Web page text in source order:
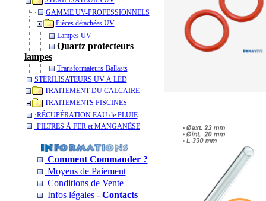
GAMME UV-PROFESSIONNELS
Pièces détachées UV
Lampes UV
Quartz protecteurs
lampes
Transformateurs-Ballasts
STÉRILISATEURS UV À LED
TRAITEMENT DU CALCAIRE
TRAITEMENTS PISCINES
­·RÉCUPÉRATION EAU de PLUIE
­·­FILTRES À FER et MANGANÈSE
Comment Commander ?
Moyens de Paiement
Conditions de Vente
Infos légales - Contacts